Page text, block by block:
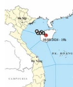
Chính phủ
vaccine Vero